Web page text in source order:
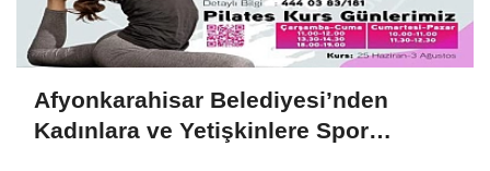
Afyonkarahisar Belediyesi’nden
Kadınlara ve Yetişkinlere Spor